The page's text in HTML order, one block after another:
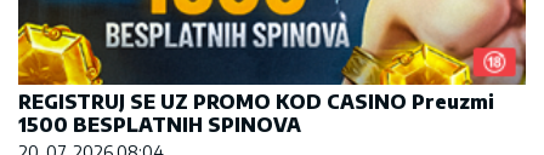
REGISTRUJ SE UZ PROMO KOD CASINO Preuzmi
1500 BESPLATNIH SPINOVA